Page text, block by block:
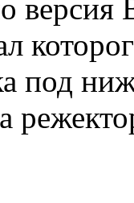
версия
под